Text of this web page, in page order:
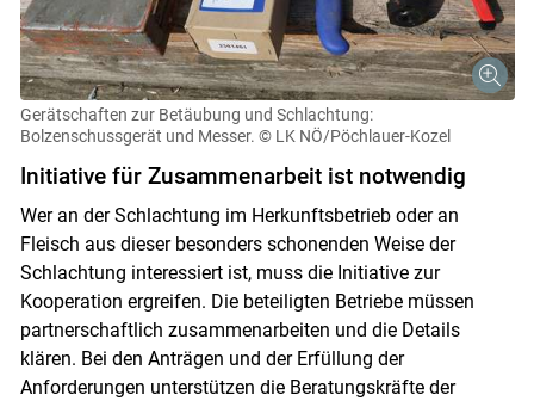
Gerätschaften zur Betäubung und Schlachtung:
Bolzenschussgerät und Messer. © LK NÖ/Pöchlauer-Kozel
Initiative für Zusammenarbeit ist notwendig
Wer an der Schlachtung im Herkunftsbetrieb oder an
Fleisch aus dieser besonders schonenden Weise der
Schlachtung interessiert ist, muss die Initiative zur
Kooperation ergreifen. Die beteiligten Betriebe müssen
partnerschaftlich zusammenarbeiten und die Details
klären. Bei den Anträgen und der Erfüllung der
Anforderungen unterstützen die Beratungskräfte der